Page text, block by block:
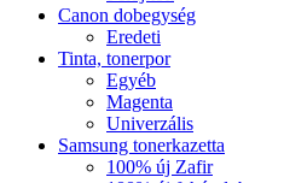
Canon dobegység
Eredeti
Tinta, tonerpor
Egyéb
Magenta
Univerzális
Samsung tonerkazetta
100% új Zafir